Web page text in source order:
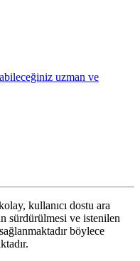
uzman ve
kullanıcı dostu ara
sürdürülmesi ve istenilen
böylece